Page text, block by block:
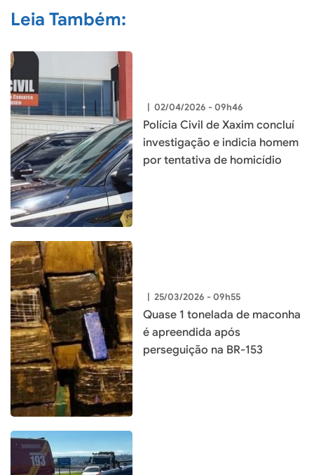
Leia Também:
| 02/04/2026 - 09h46
Polícia Civil de Xaxim concluí
investigação e indicia homem
por tentativa de homicídio
| 25/03/2026 - 09h55
Quase 1 tonelada de maconha
é apreendida após
perseguição na BR-153